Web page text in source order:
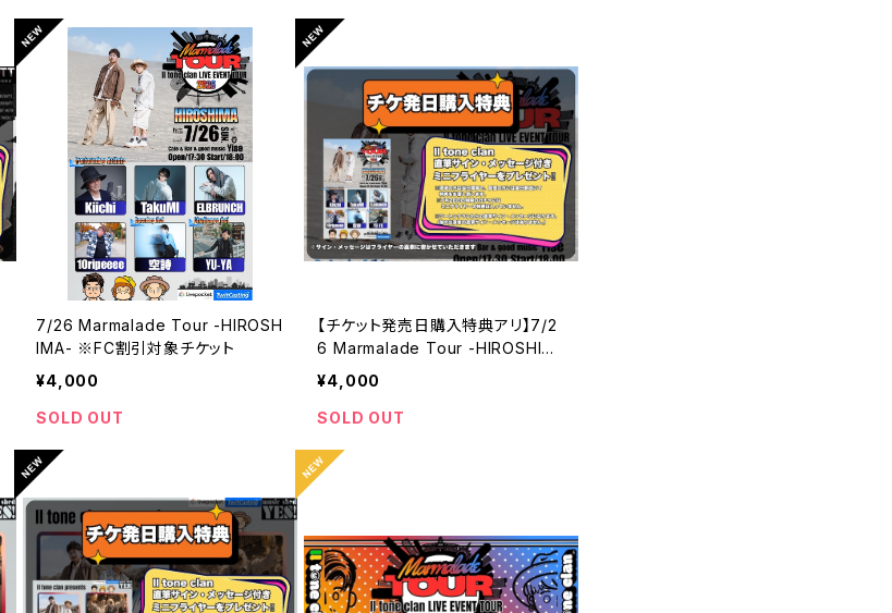
7/26 Marmalade Tour -HIROSH
IMA- ※FC割引対象チケット
¥4,000
SOLD OUT
【チケット発売日購入特典アリ】7/2
6 Marmalade Tour -HIROSHIM
A- ※FC割引対象チケット
¥4,000
SOLD OUT